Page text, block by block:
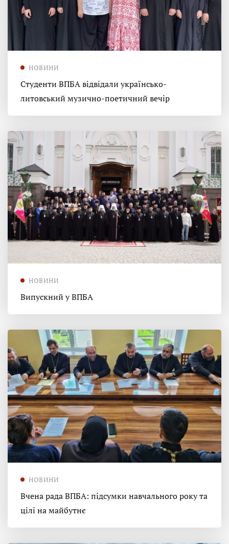
НОВИНИ
Студенти ВПБА відвідали українсько-
литовський музично-поетичний вечір
НОВИНИ
Випускний у ВПБА
НОВИНИ
Вчена рада ВПБА: підсумки навчального року та
цілі на майбутнє